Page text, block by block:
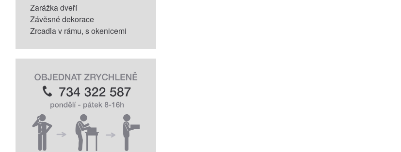
Zarážka dveří
Závěsné dekorace
Zrcadla v rámu, s okenicemi